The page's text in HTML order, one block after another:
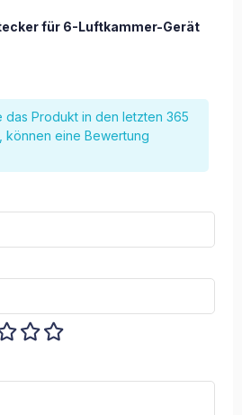
für 6-Luftkammer-Gerät
das Produkt in den letzten 365
können eine Bewertung